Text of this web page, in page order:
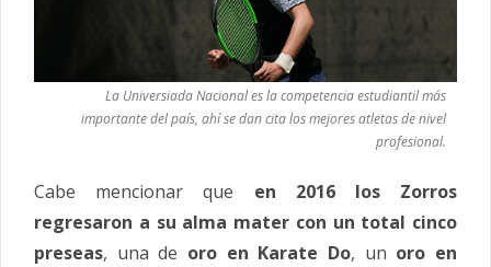
La Universiada Nacional es la competencia estudiantil más
importante del país, ahí se dan cita los mejores atletas de nivel
profesional.
Cabe mencionar que en 2016 los Zorros
regresaron a su alma mater con un total cinco
preseas, una de oro en Karate Do, un oro en